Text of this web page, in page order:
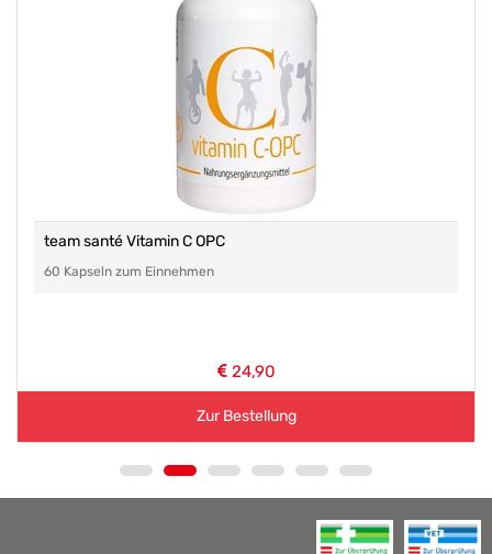
team santé Vitamin C OPC
60 Kapseln zum Einnehmen
24,90
Zur Bestellung